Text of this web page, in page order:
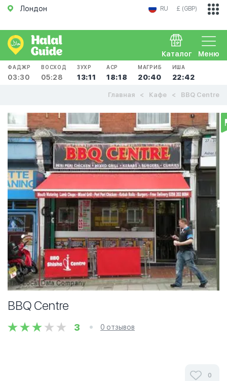
Лондон RU £ (GBP)
Меню
Каталог
ФАДЖР
03:30
ВОСХОД
05:28
ЗУХР
13:11
АСР
18:18
МАГРИБ
20:40
ИША
22:42
Главная Кафе BBQ Centre
BBQ Centre
3 0 отзывов
0